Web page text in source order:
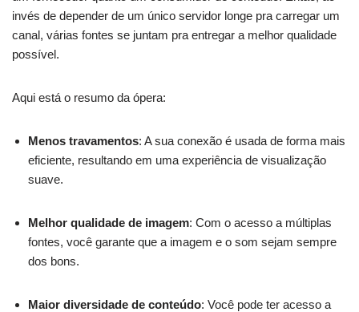
invés de depender de um único servidor longe pra carregar um
canal, várias fontes se juntam pra entregar a melhor qualidade
possível.
Aqui está o resumo da ópera:
Menos travamentos: A sua conexão é usada de forma mais
eficiente, resultando em uma experiência de visualização
suave.
Melhor qualidade de imagem: Com o acesso a múltiplas
fontes, você garante que a imagem e o som sejam sempre
dos bons.
Maior diversidade de conteúdo: Você pode ter acesso a